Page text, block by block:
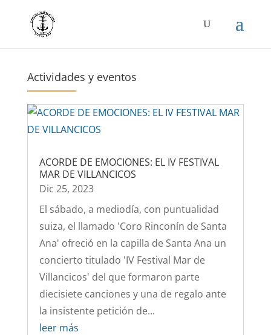
Actividades y eventos
ACORDE DE EMOCIONES: EL IV FESTIVAL
MAR DE VILLANCICOS
Dic 25, 2023
El sábado, a mediodía, con puntualidad
suiza, el llamado 'Coro Rinconín de Santa
Ana' ofreció en la capilla de Santa Ana un
concierto titulado 'IV Festival Mar de
Villancicos' del que formaron parte
diecisiete canciones y una de regalo ante
la insistente petición de...
leer más